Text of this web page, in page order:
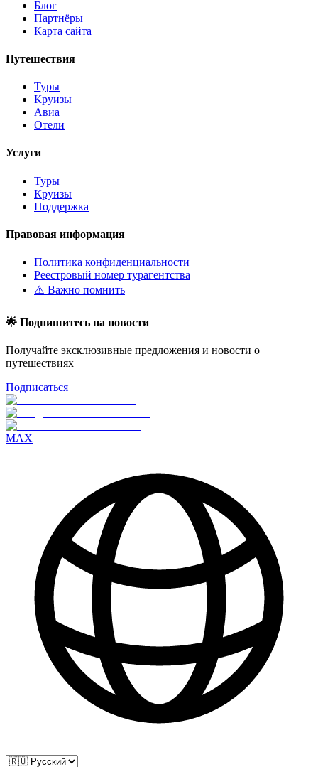
Блог
Партнёры
Карта сайта
Путешествия
Туры
Круизы
Авиа
Отели
Услуги
Туры
Круизы
Поддержка
Правовая информация
Политика конфиденциальности
Реестровый номер турагентства
⚠️ Важно помнить
🌟 Подпишитесь на новости
Получайте эксклюзивные предложения и новости о
путешествиях
Подписаться
MAX